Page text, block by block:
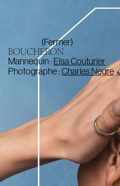
(Fermer)
BOUCHERON
Mannequin : Elsa Couturier
Photographe :Charles Negre